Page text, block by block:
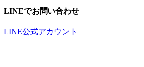
LINEでお問い合わせ
LINE公式アカウント